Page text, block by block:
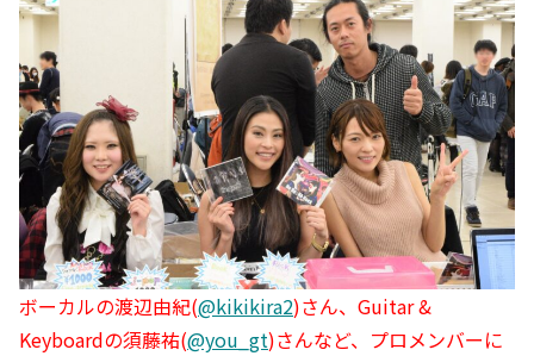
ボーカルの渡辺由紀(@kikikira2)さん、Guitar &
Keyboardの須藤祐(@you_gt)さんなど、プロメンバーに